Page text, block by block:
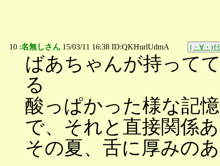
10 :名無しさん 15/03/11 16:38 ID:QKHurlUdmA (・∀・)ｲ
ばあちゃんが持って
る
酸っぱかった様な記
で、それと直接関係
その夏、舌に厚みの